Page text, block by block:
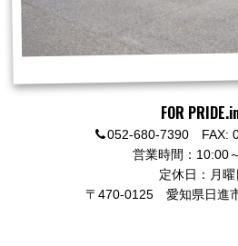
FOR
052-680-7390 FAX:
営業時間：10:00
定休日：月曜
〒470-0125 愛知県日進